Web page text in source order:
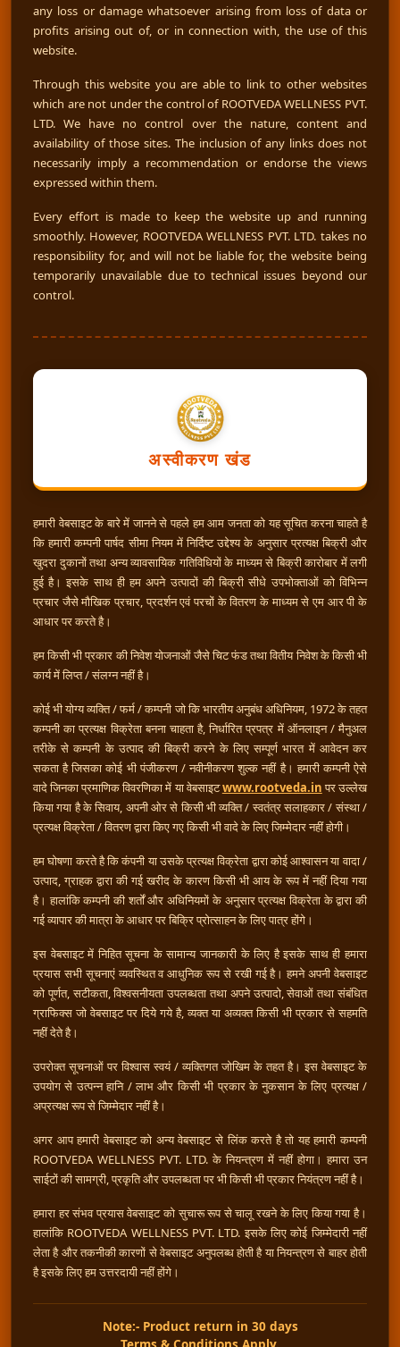
any loss or damage whatsoever arising from loss of data or
profits arising out of, or in connection with, the use of this
website.
Through this website you are able to link to other websites
which are not under the control of ROOTVEDA WELLNESS PVT.
LTD. We have no control over the nature, content and
availability of those sites. The inclusion of any links does not
necessarily imply a recommendation or endorse the views
expressed within them.
Every effort is made to keep the website up and running
smoothly. However, ROOTVEDA WELLNESS PVT. LTD. takes no
responsibility for, and will not be liable for, the website being
temporarily unavailable due to technical issues beyond our
control.
अस्वीकरण खंड
हमारी वेबसाइट के बारे में जानने से पहले हम आम जनता को यह सूचित करना चाहते है
कि हमारी कम्पनी पार्षद सीमा नियम में निर्दिष्ट उद्देश्य के अनुसार प्रत्यक्ष बिक्री और
खुदरा दुकानों तथा अन्य व्यावसायिक गतिविधियों के माध्यम से बिक्री कारोबार में लगी
हुई है। इसके साथ ही हम अपने उत्पादों की बिक्री सीधे उपभोक्ताओं को विभिन्न
प्रचार जैसे मौखिक प्रचार, प्रदर्शन एवं परचों के वितरण के माध्यम से एम आर पी के
आधार पर करते है।
हम किसी भी प्रकार की निवेश योजनाओं जैसे चिट फंड तथा वितीय निवेश के किसी भी
कार्य में लिप्त / संलग्न नहीं है।
कोई भी योग्य व्यक्ति / फर्म / कम्पनी जो कि भारतीय अनुबंध अधिनियम, 1972 के तहत
कम्पनी का प्रत्यक्ष विक्रेता बनना चाहता है, निर्धारित प्रपत्र में ऑनलाइन / मैनुअल
तरीके से कम्पनी के उत्पाद की बिक्री करने के लिए सम्पूर्ण भारत में आवेदन कर
सकता है जिसका कोई भी पंजीकरण / नवीनीकरण शुल्क नहीं है। हमारी कम्पनी ऐसे
वादे जिनका प्रमाणिक विवरणिका में या वेबसाइटwww.rootveda.in पर उल्लेख
किया गया है के सिवाय, अपनी ओर से किसी भी व्यक्ति / स्वतंत्र सलाहकार / संस्था /
प्रत्यक्ष विक्रेता / वितरण द्वारा किए गए किसी भी वादे के लिए जिम्मेदार नहीं होगी।
हम घोषणा करते है कि कंपनी या उसके प्रत्यक्ष विक्रेता द्वारा कोई आश्वासन या वादा /
उत्पाद, ग्राहक द्वारा की गई खरीद के कारण किसी भी आय के रूप में नहीं दिया गया
है। हालांकि कम्पनी की शर्तों और अधिनियमों के अनुसार प्रत्यक्ष विक्रेता के द्वारा की
गई व्यापार की मात्रा के आधार पर बिक्रि प्रोत्साहन के लिए पात्र होंगे।
इस वेबसाइट में निहित सूचना के सामान्य जानकारी के लिए है इसके साथ ही हमारा
प्रयास सभी सूचनाएं व्यवस्थित व आधुनिक रूप से रखी गई है। हमने अपनी वेबसाइट
को पूर्णत, सटीकता, विश्वसनीयता उपलब्धता तथा अपने उत्पादो, सेवाओं तथा संबंधित
ग्राफिक्स जो वेबसाइट पर दिये गये है, व्यक्त या अव्यक्त किसी भी प्रकार से सहमति
नहीं देते है।
उपरोक्त सूचनाओं पर विश्वास स्वयं / व्यक्तिगत जोखिम के तहत है। इस वेबसाइट के
उपयोग से उत्पन्न हानि / लाभ और किसी भी प्रकार के नुकसान के लिए प्रत्यक्ष /
अप्रत्यक्ष रूप से जिम्मेदार नहीं है।
अगर आप हमारी वेबसाइट को अन्य वेबसाइट से लिंक करते है तो यह हमारी कम्पनी
ROOTVEDA WELLNESS PVT. LTD. के नियन्त्रण में नहीं होगा। हमारा उन
साईटों की सामग्री, प्रकृति और उपलब्धता पर भी किसी भी प्रकार नियंत्रण नहीं है।
हमारा हर संभव प्रयास वेबसाइट को सुचारू रूप से चालू रखने के लिए किया गया है।
हालांकि ROOTVEDA WELLNESS PVT. LTD. इसके लिए कोई जिम्मेदारी नहीं
लेता है और तकनीकी कारणों से वेबसाइट अनुपलब्ध होती है या नियन्त्रण से बाहर होती
है इसके लिए हम उत्तरदायी नहीं होंगे।
Note:- Product return in 30 days